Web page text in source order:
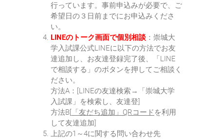
行っています。事前申込みが必要で、ご
希望日の３日前までにお申込みくださ
い。
LINEのトーク画面で個別相談 ：崇城大
学入試課公式LINEに以下の方法でお友
達追加し、お友達登録完了後、「LINE
で相談する」のボタンを押してご相談く
ださい。
方法A：[LINEの友達検索→「崇城大学
入試課」を検索し、友達登]
方法B[ 「友だち追加」QRコード を利用
して友達追加]
上記の1～4に関する問い合わせ先